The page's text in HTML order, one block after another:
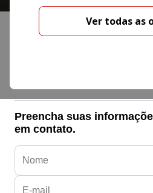
Preencha suas
em contato.
Ver todas as